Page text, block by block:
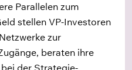
Parallelen zum
stellen VP-Investoren
zur
beraten ihre